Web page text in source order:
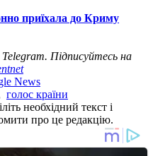
приїхала до Криму
Telegram. Підписуйтесь на
News
голос країни
необхідний текст і
про це редакцію.